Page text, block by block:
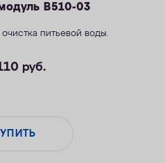
B510-03
питьевой воды.
руб.